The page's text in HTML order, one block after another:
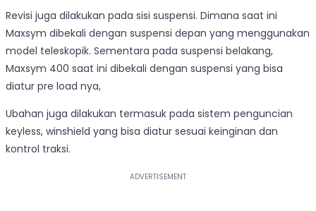
Revisi juga dilakukan pada sisi suspensi. Dimana saat ini
Maxsym dibekali dengan suspensi depan yang menggunakan
model teleskopik. Sementara pada suspensi belakang,
Maxsym 400 saat ini dibekali dengan suspensi yang bisa
diatur pre load nya,
Ubahan juga dilakukan termasuk pada sistem penguncian
keyless, winshield yang bisa diatur sesuai keinginan dan
kontrol traksi.